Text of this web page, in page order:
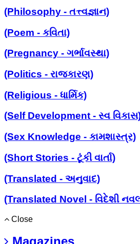
(Philosophy - તત્ત્વજ્ઞાન)
(Poem - કવિતા)
(Pregnancy - ગર્ભાવસ્થા)
(Politics - રાજકારણ)
(Religious - ધાર્મિક)
(Self Development - સ્વ
(Sex Knowledge - કામશાસ્ત્ર)
(Short Stories - ટૂંકી વાર્તા)
(Translated - અનુવાદ)
(Translated Novel - વિદેશી
Close
Magazines